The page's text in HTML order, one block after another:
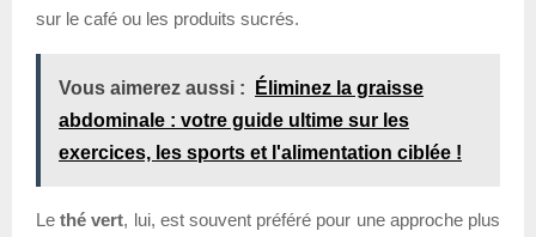
sur le café ou les produits sucrés.
Vous aimerez aussi :
Éliminez la graisse
abdominale : votre guide ultime sur les
exercices, les sports et l'alimentation ciblée !
Lethé vert, lui, est souvent préféré pour une approche plus